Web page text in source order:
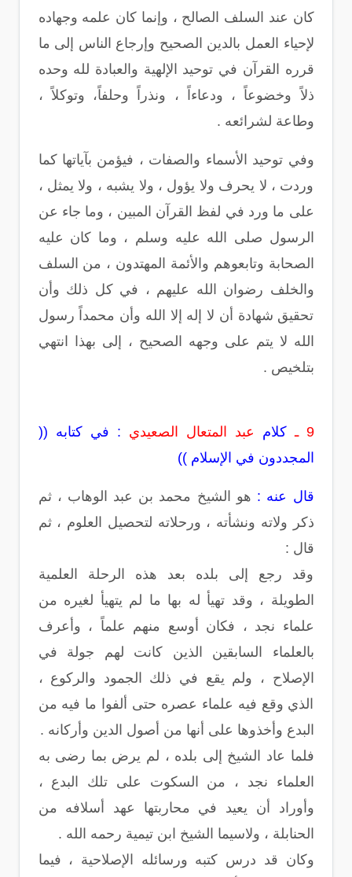
كان عند السلف الصالح ، وإنما كان علمه وجهاده
لإحياء العمل بالدين الصحيح وإرجاع الناس إلى ما
قرره القرآن في توحيد الإلهية والعبادة لله وحده
ذلاً وخضوعاً ، ودعاءاً ، ونذراً وحلفاً، وتوكلاً ،
وطاعة لشرائعه .
وفي توحيد الأسماء والصفات ، فيؤمن بآياتها كما
وردت ، لا يحرف ولا يؤول ، ولا يشبه ، ولا يمثل ،
على ما ورد في لفظ القرآن المبين ، وما جاء عن
الرسول صلى الله عليه وسلم ، وما كان عليه
الصحابة وتابعوهم والأئمة المهتدون ، من السلف
والخلف رضوان الله عليهم ، في كل ذلك وأن
تحقيق شهادة أن لا إله إلا الله وأن محمداً رسول
الله لا يتم على وجهه الصحيح ، إلى بهذا انتهي
بتلخيص .
9 ـ كلام عبد المتعال الصعيدي : في كتابه ((
المجددون في الإسلام ))
قال عنه : هو الشيخ محمد بن عبد الوهاب ، ثم
ذكر ولاته ونشأته ، ورحلاته لتحصيل العلوم ، ثم
قال :
وقد رجع إلى بلده بعد هذه الرحلة العلمية
الطويلة ، وقد تهيأ له بها ما لم يتهيأ لغيره من
علماء نجد ، فكان أوسع منهم علماً ، وأعرف
بالعلماء السابقين الذين كانت لهم جولة في
الإصلاح ، ولم يقع في ذلك الجمود والركوع ،
الذي وقع فيه علماء عصره حتى ألفوا ما فيه من
البدع وأخذوها على أنها من أصول الدين وأركانه .
فلما عاد الشيخ إلى بلده ، لم يرض بما رضى به
العلماء نجد ، من السكوت على تلك البدع ،
وأوراد أن يعيد في محاربتها عهد أسلافه من
الحنابلة ، ولاسيما الشيخ ابن تيمية رحمه الله .
وكان قد درس كتبه ورسائله الإصلاحية ، فيما